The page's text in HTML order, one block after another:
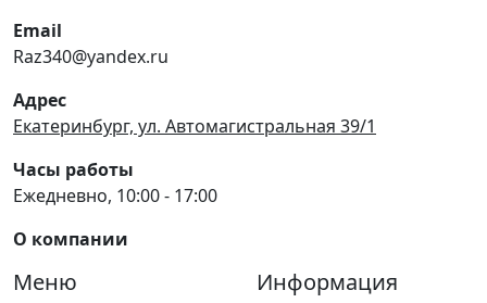
Email
Raz340@yandex.ru
Адрес
Екатеринбург, ул. Автомагистральная 39/1
Часы работы
Ежедневно, 10:00 - 17:00
О компании
Меню Информация